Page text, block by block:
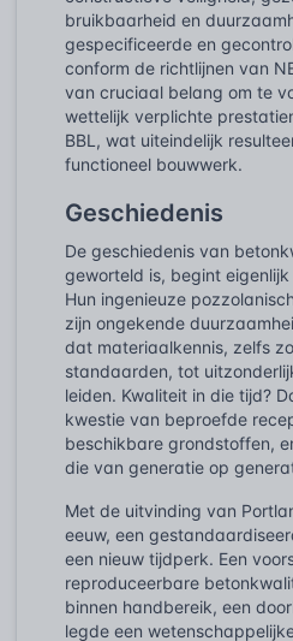
bruikbaarheid en
gespecificeerde en
conform de richtlijnen van
van cruciaal belang om te
wettelijk verplichte
BBL, wat uiteindelijk
functioneel bouwwerk.
Geschiedenis
De geschiedenis van
geworteld is, begint eigenlijk
Hun ingenieuze
zijn ongekende
dat materiaalkennis, zelfs
standaarden, tot
leiden. Kwaliteit in die tijd?
kwestie van beproefde
beschikbare grondstoffen,
die van generatie op
Met de uitvinding van
eeuw, een
een nieuw tijdperk. Een
reproduceerbare
binnen handbereik, een
legde een